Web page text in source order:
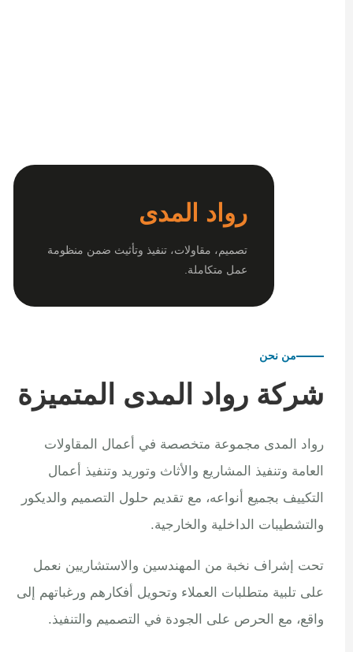
رواد المدى
تصميم، مقاولات، تنفيذ وتأثيث ضمن منظومة
عمل متكاملة.
من نحن
شركة رواد المدى المتميزة
رواد المدى مجموعة متخصصة في أعمال المقاولات
العامة وتنفيذ المشاريع والأثاث وتوريد وتنفيذ أعمال
التكييف بجميع أنواعه، مع تقديم حلول التصميم والديكور
والتشطيبات الداخلية والخارجية.
تحت إشراف نخبة من المهندسين والاستشاريين نعمل
على تلبية متطلبات العملاء وتحويل أفكارهم ورغباتهم إلى
واقع، مع الحرص على الجودة في التصميم والتنفيذ.